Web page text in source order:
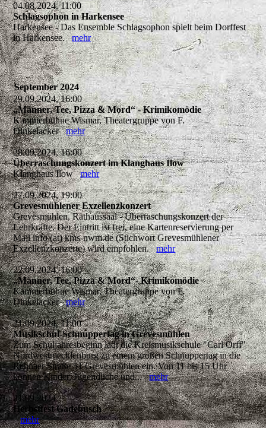
04.08.2024, 11:00
Schlagsophon in Harkensee
Harkensee - Das Ensemble Schlagsophon spielt beim Dorffest
in Harkensee.mehr
September 2024
29.09.2024, 16:00
„Männer, Tee, Pizza & Mord“ - Krimikomödie
Kammerbühne Wismar, Theatergruppe von F.
Dinkelackermehr
28.09.2024, 16:00
Überraschungskonzert im Klanghaus Ilow
Klanghaus Ilowmehr
27.09.2024, 19:00
Grevesmühlener Exzellenzkonzert
Grevesmühlen, Rathaussaal - Überraschungskonzert der
Lehrkräfte. Der Eintritt ist frei, eine Kartenreservierung per
Mail info (at) kms-nwm.de (Stichwort Grevesmühlener
Exzellenzkonzerte) wird empfohlen.mehr
22.09.2024, 16:00
„Männer, Tee, Pizza & Mord“- Krimikomödie
Kammerbühne Wismar, Theatergruppe von F.
Dinkelackermehr
21.09.2024, 11:00
Musikschul-Schnuppertag in Grevesmühlen
Zum Schuljahresbeginn lädt die Kreismusikschule "Carl Orff"
Nordwestmecklenburg zu einem großen Schnuppertag in die
Rehnaer Straße 51 Grevesmühlen ein. Von 11 bis 15 Uhr
können Kinder, Jugendliche und...mehr
21.09.2024
Herbstfest Gadebusch
mehr